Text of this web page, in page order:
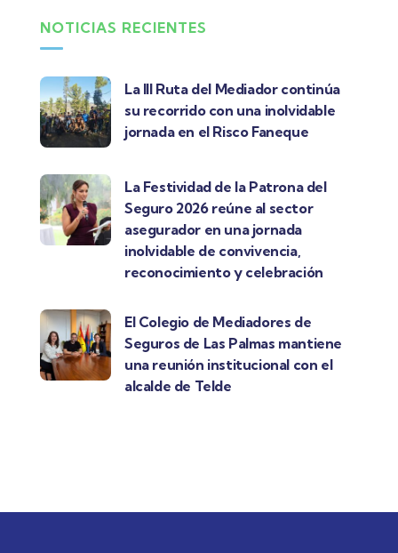
NOTICIAS RECIENTES
La III Ruta del Mediador continúa
su recorrido con una inolvidable
jornada en el Risco Faneque
La Festividad de la Patrona del
Seguro 2026 reúne al sector
asegurador en una jornada
inolvidable de convivencia,
reconocimiento y celebración
El Colegio de Mediadores de
Seguros de Las Palmas mantiene
una reunión institucional con el
alcalde de Telde